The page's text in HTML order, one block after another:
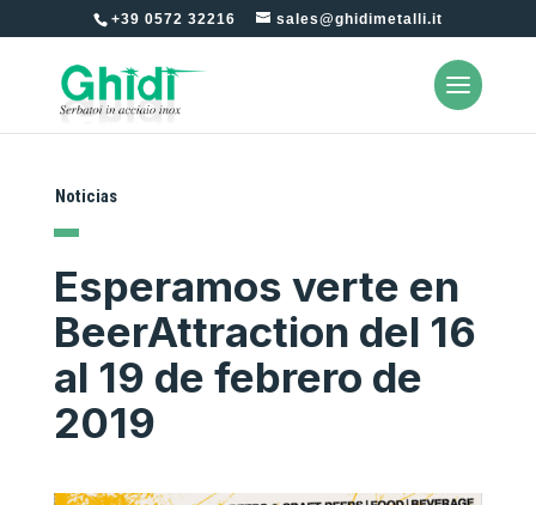
+39 0572 32216 sales@ghidimetalli.it
Noticias
Esperamos verte en
BeerAttraction del 16
al 19 de febrero de
2019